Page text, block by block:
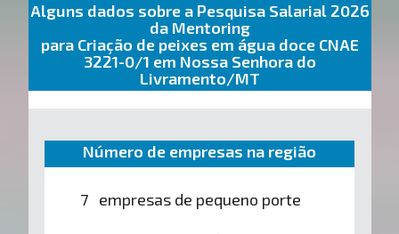
Alguns dados sobre a Pesquisa Salarial 2026
da Mentoring
para Criação de peixes em água doce CNAE
3221-0/1 em Nossa Senhora do
Livramento/MT
Número de empresas na região
7 empresas de pequeno porte